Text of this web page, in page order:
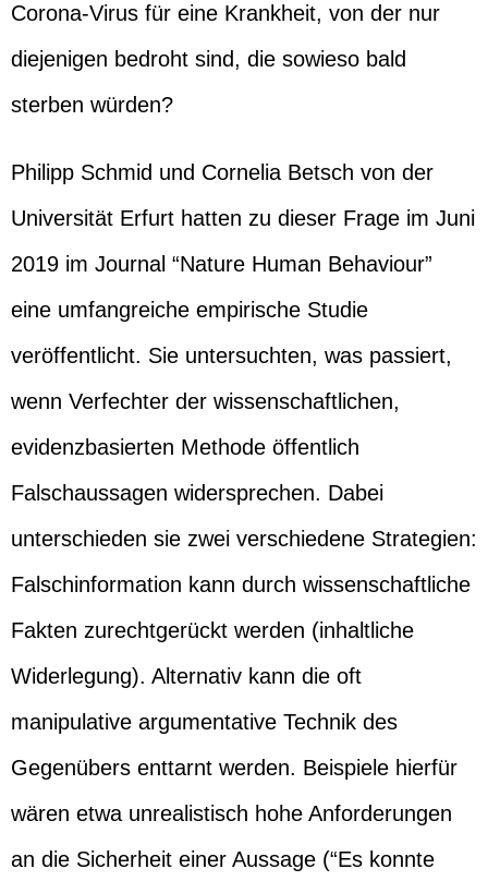
Corona-Virus für eine Krankheit, von der nur
diejenigen bedroht sind, die sowieso bald
sterben würden?
Philipp Schmid und Cornelia Betsch von der
Universität Erfurt hatten zu dieser Frage im Juni
2019 im Journal “Nature Human Behaviour”
eine umfangreiche empirische Studie
veröffentlicht. Sie untersuchten, was passiert,
wenn Verfechter der wissenschaftlichen,
evidenzbasierten Methode öffentlich
Falschaussagen widersprechen. Dabei
unterschieden sie zwei verschiedene Strategien:
Falschinformation kann durch wissenschaftliche
Fakten zurechtgerückt werden (inhaltliche
Widerlegung). Alternativ kann die oft
manipulative argumentative Technik des
Gegenübers enttarnt werden. Beispiele hierfür
wären etwa unrealistisch hohe Anforderungen
an die Sicherheit einer Aussage (“Es konnte